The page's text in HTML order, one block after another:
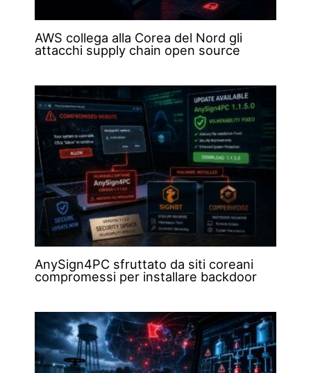
AWS collega alla Corea del Nord gli
attacchi supply chain open source
AnySign4PC sfruttato da siti coreani
compromessi per installare backdoor